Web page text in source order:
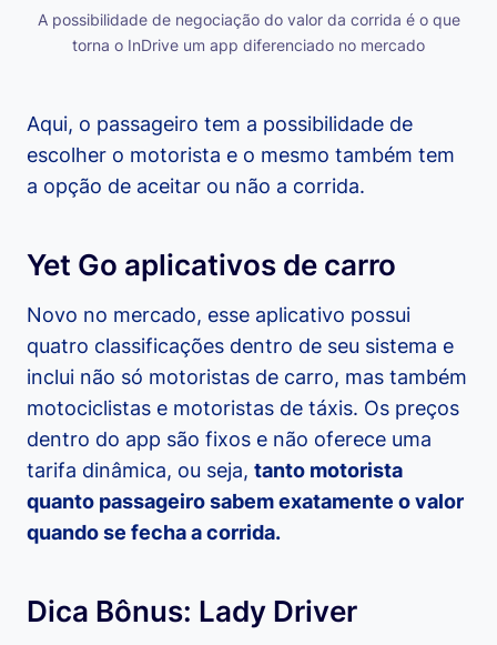
A possibilidade de negociação do valor da corrida é o que
torna o InDrive um app diferenciado no mercado
Aqui, o passageiro tem a possibilidade de
escolher o motorista e o mesmo também tem
a opção de aceitar ou não a corrida.
Yet Go aplicativos de carro
Novo no mercado, esse aplicativo possui
quatro classificações dentro de seu sistema e
inclui não só motoristas de carro, mas também
motociclistas e motoristas de táxis. Os preços
dentro do app são fixos e não oferece uma
tarifa dinâmica, ou seja, tanto motorista
quanto passageiro sabem exatamente o valor
quando se fecha a corrida.
Dica Bônus: Lady Driver